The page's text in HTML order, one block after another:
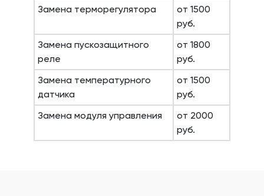
Замена терморегулятора
от 1500
руб.
Замена пускозащитного
реле
от 1800
руб.
Замена температурного
датчика
от 1500
руб.
Замена модуля управления
от 2000
руб.